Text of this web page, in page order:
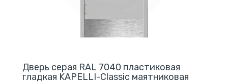
Дверь серая RAL 7040 пластиковая
гладкая KAPELLI-Classic маятниковая